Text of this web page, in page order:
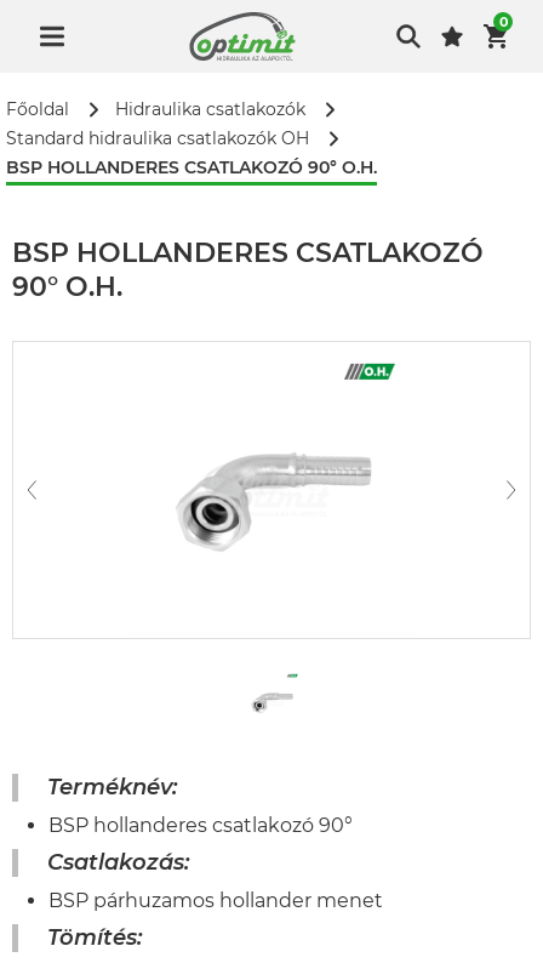
0
Főoldal
Hidraulika csatlakozók
Standard hidraulika csatlakozók OH
BSP HOLLANDERES CSATLAKOZÓ 90° O.H.
BSP HOLLANDERES CSATLAKOZÓ
90° O.H.
Terméknév:
BSP hollanderes csatlakozó 90°
Csatlakozás:
BSP párhuzamos hollander menet
Tömítés: